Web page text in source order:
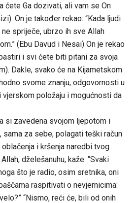
ćete Ga dozivati, ali vam se On
On je također rekao: “Kada ljudi
spriječe, ubrzo ih sve Allah
(Ebu Davud i Nesai) On je rekao
i svi ćete biti pitani za svoja
Dakle, svako će na Kijametskom
svome znanju, odgovornosti u
položaju i mogućnosti da
si zavedena svojom ljepotom i
sama za sebe, polagati teški račun
i kršenja naredbi tvog
dželešanuhu, kaže: “Svaki
što je radio, osim sretnika, oni
raspitivati o nevjernicima:
“Nismo, reći će, bili od onih